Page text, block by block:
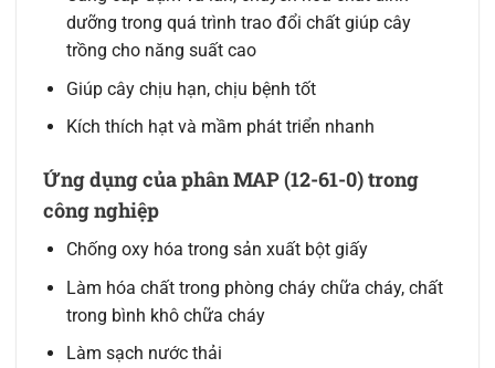
dưỡng trong quá trình trao đổi chất giúp cây
trồng cho năng suất cao
Giúp cây chịu hạn, chịu bệnh tốt
Kích thích hạt và mầm phát triển nhanh
Ứng dụng của phân MAP (12-61-0) trong
công nghiệp
Chống oxy hóa trong sản xuất bột giấy
Làm hóa chất trong phòng cháy chữa cháy, chất
trong bình khô chữa cháy
Làm sạch nước thải